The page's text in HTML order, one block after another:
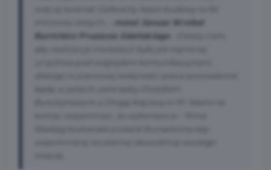
mówi Janusz Wróbel
Burmistrz Pruszcza Gdańskiego